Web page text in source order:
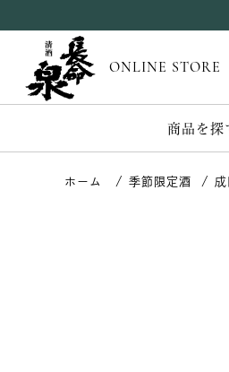
ONLINE STORE
商品を探
季節限定酒